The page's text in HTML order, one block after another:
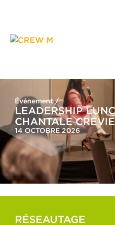
Événement /
LEADERSHIP
CHANTALE
14 OCTOBRE 2026
RÉSEAUTAGE